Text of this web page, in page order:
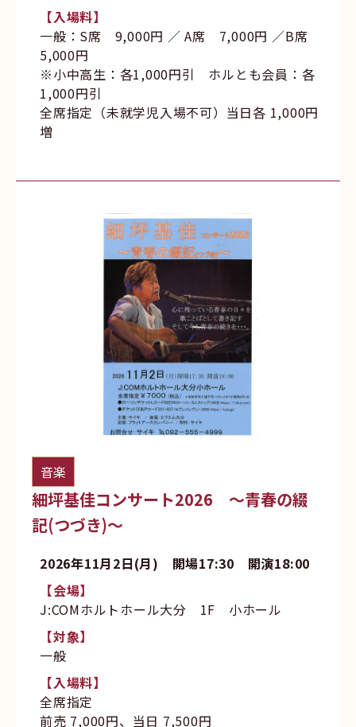
【入場料】
一般：S席 9,000円 ／ A席 7,000円 ／B席
5,000円
※小中高生：各1,000円引 ホルとも会員：各
1,000円引
全席指定（未就学児入場不可）当日各 1,000円
増
音楽
細坪基佳コンサート2026 ～青春の綴
記(つづき)～
2026年11月2日(月) 開場17:30 開演18:00
【会場】
J:COMホルトホール大分 1F 小ホール
【対象】
一般
【入場料】
全席指定
前売 7,000円、当日 7,500円